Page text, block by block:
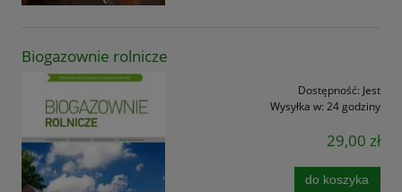
Biogazownie rolnicze
Dostępność: Jest
Wysyłka w: 24 godziny
29,00 zł
do koszyka